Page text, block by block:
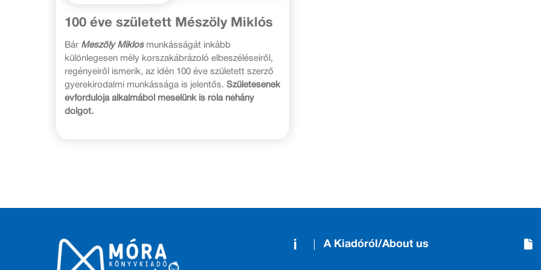
100 éve született Mészöly Miklós
Bár Mészöly Miklósmunkásságát inkább
különlegesen mély korszakábrázoló elbeszéléseiről,
regényeiről ismerik, az idén 100 éve született szerző
gyerekirodalmi munkássága is jelentős. Születésének
évfordulója alkalmából mesélünk is róla néhány
dolgot.
A Kiadóról/About us